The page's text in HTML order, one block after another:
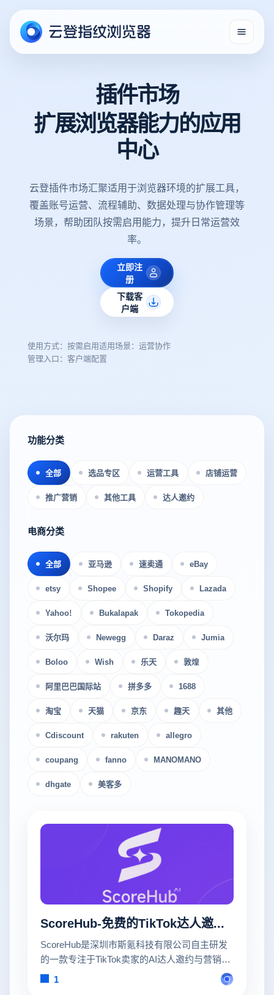
插件市场
扩展浏览器能力的应用
中心
云登插件市场汇聚适用于浏览器环境的扩展工具，
覆盖账号运营、流程辅助、数据处理与协作管理等
场景，帮助团队按需启用能力，提升日常运营效
率。
立即注
册
下载客
户端
使用方式：按需启用适用场景：运营协作
管理入口：客户端配置
功能分类
全部 选品专区 运营工具 店铺运营
推广营销 其他工具 达人邀约
电商分类
全部 亚马逊 速卖通 eBay
etsy Shopee Shopify Lazada
Yahoo! Bukalapak Tokopedia
沃尔玛 Newegg Daraz Jumia
Boloo Wish 乐天 敦煌
阿里巴巴国际站 拼多多 1688
淘宝 天猫 京东 趣天 其他
Cdiscount rakuten allegro
coupang fanno MANOMANO
dhgate 美客多
ScoreHub-免费的TikTok达人邀约管理CRM软件
ScoreHub是深圳市斯氪科技有限公司自主研发
的一款专注于TikTok卖家的AI达人邀约与营销管
理云SaaS系统，基于tiktok官方接口研发AI建联
引擎、CRM管理系统等，致力于帮助商家实现
1